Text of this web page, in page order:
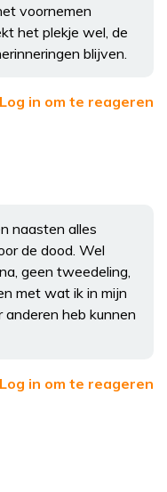
voornemen
het plekje wel, de
blijven.
Log in om te reageren
naasten alles
de dood. Wel
geen tweedeling,
met wat ik in mijn
heb kunnen
Log in om te reageren